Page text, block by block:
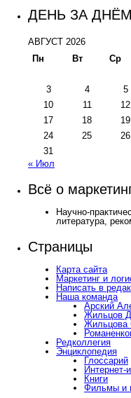
ДЕНЬ ЗА ДНЁМ
АВГУСТ 2026
Пн
Вт Ср
3
4 5
10
11 12
17
18 19
24
25 26
31
« Июл
Всё о
Научно-
литература,
Страницы
Карта сайта
Маркетинг и
Написать в
Наша команда
Арский
Жильцов
Жильцова
Редколлегия
Энциклопедия
Глоссарий
Интернет-
Книги
Фильмы и